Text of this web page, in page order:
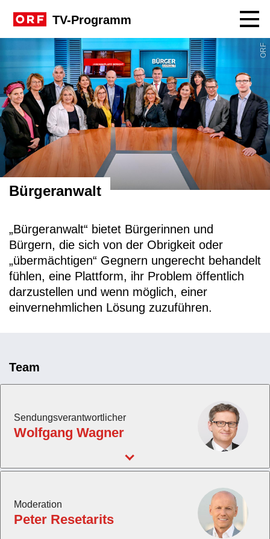
TV-Programm
Sendungssite Bürgeranwalt
ORF
Bürgeranwalt
„Bürgeranwalt“ bietet Bürgerinnen und
Bürgern, die sich von der Obrigkeit oder
„übermächtigen“ Gegnern ungerecht behandelt
fühlen, eine Plattform, ihr Problem öffentlich
darzustellen und wenn möglich, einer
einvernehmlichen Lösung zuzuführen.
Team
Sendungsverantwortlicher
Wolfgang Wagner
Moderation
Peter Resetarits